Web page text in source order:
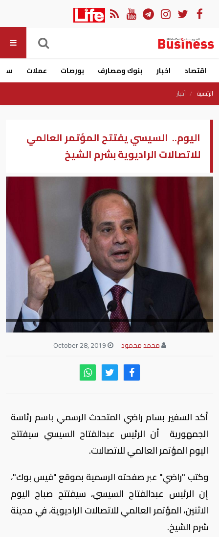
اقتصاد اخبار بنوك ومصارف بورصات عملات
الرئيسية أخبار
اليوم.. السيسي يفتتح المؤتمر العالمي
للاتصالات الراديوية بشرم الشيخ
محمد محمود
أكد السفير بسام راضي المتحدث الرسمي باسم رئاسة
الجمهورية أن الرئيس عبدالفتاح السيسي سيفتتح
اليوم المؤتمر العالمي للاتصالات.
وكتب "راضي" عبر صفحته الرسمية بموقع "فيس بوك"،
إن الرئيس عبدالفتاح السيسي، سيفتتح صباح اليوم
الاثنين، المؤتمر العالمي للاتصالات الراديوية، في مدينة
شرم الشيخ.